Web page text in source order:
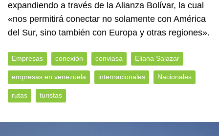
expandiendo a través de la Alianza Bolívar, la cual
«nos permitirá conectar no solamente con América
del Sur, sino también con Europa y otras regiones».
Empresas conexión conviasa Eliana Salazar
empresas en venezuela internacionales Nacionales
rutas turistas